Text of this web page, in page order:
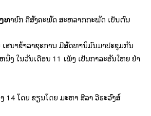
ທາຍົກ ຄືສັງຄະພັດ ສະຫລາກກະພັດ ເປັນຕົ້ນ
ສນາຂ້າລາຊະການ ມີສັດທານິມົນມາປະຊຸມກັນ
ງ ໃນວັນເດືອນ 11 ເພັງ ເປັນກາລະອັນໃຫຍ ຢ່າ
14 ໂດຍ ຂຽນໂດຍ ມະຫາ ສີລາ ວີຣະວົງສ໌